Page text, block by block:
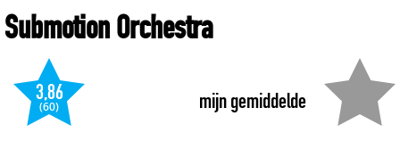
Submotion Orchestra
mijn gemiddelde
3,86
(60)